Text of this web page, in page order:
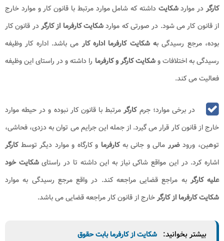
کارگردر مواردشکایتداشته که شامل موارد مرتبط با قانون کار و موارد خارج
از قانون کار می شود. در صورتی که مواردشکایت کارفرما از کارگردر قانون کار
بوده، مرجع رسیدگی به شکایت کارفرما اداره کار می باشد. اداره کار وظیفه
رسیدگی به اختلافات وشکایت کارگر و کارفرما را داشته و در راستای این وظیفه
فعالیت می کند.
در برخی موارد؛ جرمکارگرمرتبط با قانون کار نبوده و در حیطه موارد
خارج از قانون کار قرار می گیرد. از جمله این جرایم می توان به دزدی، فحاشی،
توهین، ورودضرر مالی و جانی بهکارفرما و کارگاه و موارد دیگر توسطکارگر
اشاره کرد. در این مواقع شاکی نیاز به این داشته تا در راستایشکایت خود
علیه کارگربه مراجع قضایی مراجعه کند. در واقع مرجع رسیدگی به موارد
شکایت کارفرما از کارگرخارج از قانون کار مراجعه قضایی می باشد.
بیشتر بخوانید: شکایت از کارفرما بابت حقوق